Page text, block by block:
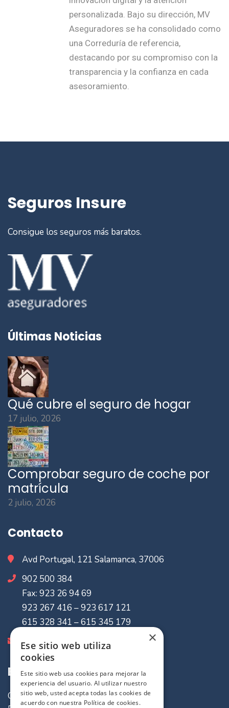
personalizada. Bajo su dirección, MV
Aseguradores se ha consolidado como
una Correduría de referencia,
destacando por su compromiso con la
transparencia y la confianza en cada
asesoramiento.
Seguros Insure
Consigue los seguros más baratos.
Últimas Noticias
Qué cubre el seguro de hogar
17 julio, 2026
Comprobar seguro de coche por
matrícula
2 julio, 2026
Contacto
Avd Portugal, 121 Salamanca, 37006
902 500 384
Fax: 923 26 94 69
923 267 416 – 923 617 121
615 328 341 – 615 345 179
info@mvaseguradores.com
Enlaces de Interes
Quiénes somos
×
Ese sitio web utiliza
cookies
Este sitio web usa cookies para mejorar la
experiencia del usuario. Al utilizar nuestro
sitio web, usted acepta todas las cookies de
acuerdo con nuestra Política de cookies.